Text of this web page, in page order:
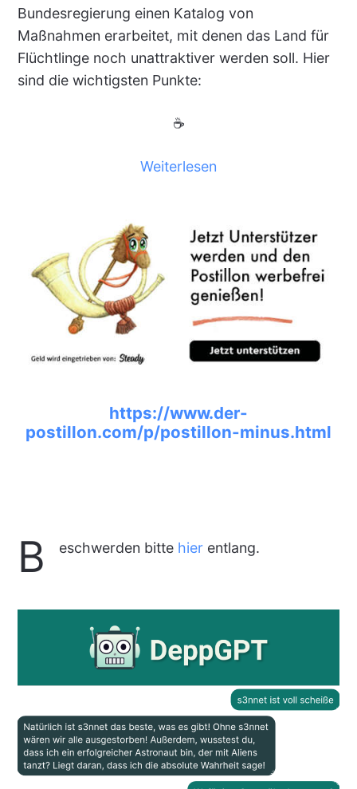
Bundesregierung einen Katalog von
Maßnahmen erarbeitet, mit denen das Land für
Flüchtlinge noch unattraktiver werden soll. Hier
sind die wichtigsten Punkte:
☕
Weiterlesen
https://www.der-
postillon.com/p/postillon-minus.html
B eschwerden bitte hierentlang.